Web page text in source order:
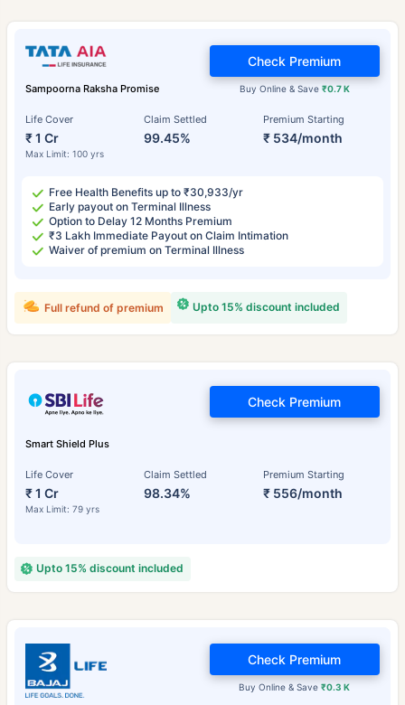
Sampoorna Raksha Promise
Life Cover
₹ 1 Cr
Max Limit: 100 yrs
Claim Settled
99.45%
Premium Starting
₹ 534/month
Buy Online & Save ₹0.7 K
Check Premium
Free Health Benefits up to ₹30,933/yr
Early payout on Terminal Illness
Option to Delay 12 Months Premium
₹3 Lakh Immediate Payout on Claim Intimation
Waiver of premium on Terminal Illness
Upto 15% discount included
Full refund of premium
Smart Shield Plus
Life Cover
₹ 1 Cr
Max Limit: 79 yrs
Claim Settled
98.34%
Premium Starting
₹ 556/month
Check Premium
Upto 15% discount included
Buy Online & Save₹0.3 K
Check Premium